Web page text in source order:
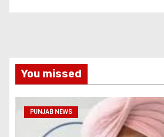
You missed
PUNJAB NEWS